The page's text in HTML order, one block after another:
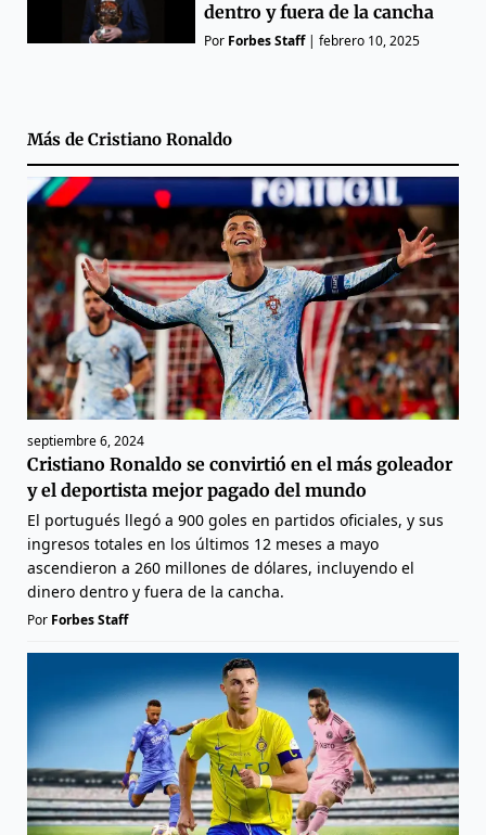
dentro y fuera de la cancha
Por Forbes Staff|febrero 10, 2025
Más de Cristiano Ronaldo
septiembre 6, 2024
Cristiano Ronaldo se convirtió en el más goleador
y el deportista mejor pagado del mundo
El portugués llegó a 900 goles en partidos oficiales, y sus
ingresos totales en los últimos 12 meses a mayo
ascendieron a 260 millones de dólares, incluyendo el
dinero dentro y fuera de la cancha.
Por Forbes Staff